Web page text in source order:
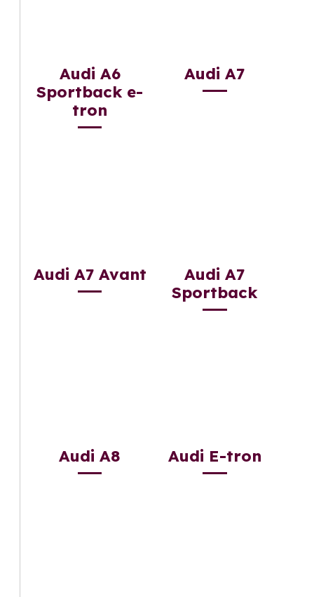
Audi A6
Sportback e-
tron
Audi A7
Audi A7 Avant
Audi A7
Sportback
Audi A8 Audi E-tron